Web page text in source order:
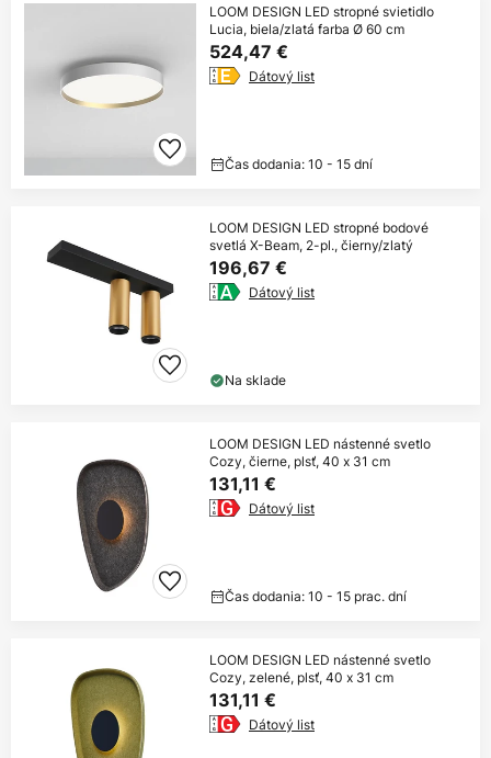
LOOM DESIGN LED stropné svietidlo
Lucia, biela/zlatá farba Ø 60 cm
524,47 €
Dátový list
Čas dodania: 10 - 15 dní
LOOM DESIGN LED stropné bodové
svetlá X-Beam, 2-pl., čierny/zlatý
196,67 €
Dátový list
Na sklade
LOOM DESIGN LED nástenné svetlo
Cozy, čierne, plsť, 40 x 31 cm
131,11 €
Dátový list
Čas dodania: 10 - 15 prac. dní
LOOM DESIGN LED nástenné svetlo
Cozy, zelené, plsť, 40 x 31 cm
131,11 €
Dátový list